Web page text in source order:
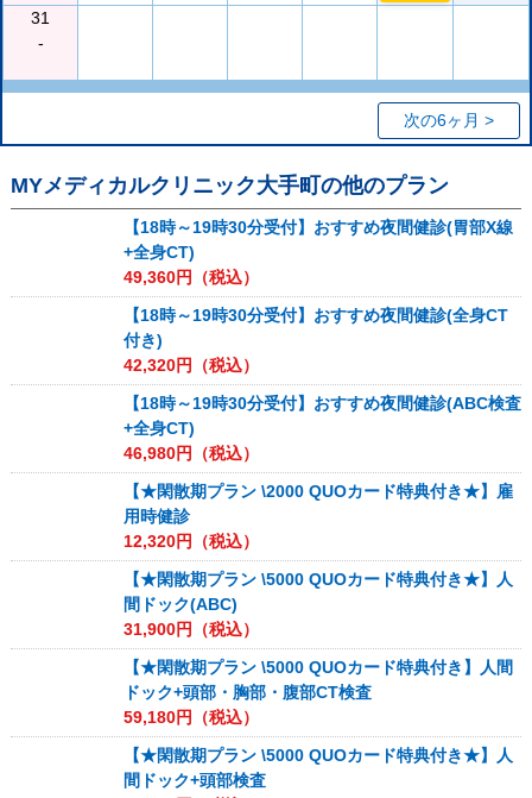
31
-
次の6ヶ月 >
MYメディカルクリニック大手町の他のプラン
【18時～19時30分受付】おすすめ夜間健診(胃部X線
+全身CT)
49,360円（税込）
【18時～19時30分受付】おすすめ夜間健診(全身CT
付き)
42,320円（税込）
【18時～19時30分受付】おすすめ夜間健診(ABC検査
+全身CT)
46,980円（税込）
【★閑散期プラン \2000 QUOカード特典付き★】雇
用時健診
12,320円（税込）
【★閑散期プラン \5000 QUOカード特典付き★】人
間ドック(ABC)
31,900円（税込）
【★閑散期プラン \5000 QUOカード特典付き】人間
ドック+頭部・胸部・腹部CT検査
59,180円（税込）
【★閑散期プラン \5000 QUOカード特典付き★】人
間ドック+頭部検査